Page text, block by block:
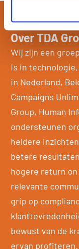
Over TDA
Wij zijn een
is in
in Nederland,
Campaigns
Group, Human
ondersteunen
heldere
betere
hogere return
relevante
grip op
bewust van de
ervan profiteren.